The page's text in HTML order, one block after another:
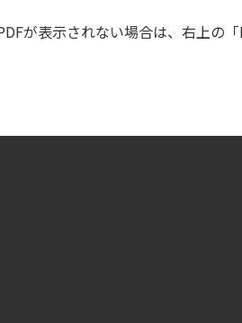
が表示されない場合は、右上の